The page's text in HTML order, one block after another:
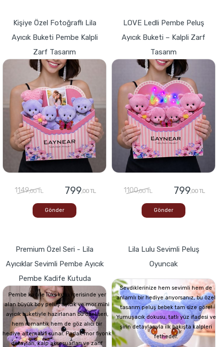
Kişiye Özel Fotoğraflı Lila
Ayıcık Buketi Pembe Kalpli
Zarf Tasarım
1149,00 TL 799,00 TL
Gönder
LOVE Ledli Pembe Peluş
Ayıcık Buketi – Kalpli Zarf
Tasarım
1100,00 TL 799,00 TL
Gönder
Premium Özel Seri - Lila
Ayıcıklar Sevimli Pembe Ayıcık
Pembe Kadife Kutuda
Pembe kadife lüks kutu içerisinde yer
alan büyük boy peluş ayıcık ve mor mini
ayıcık buketiyle hazırlanan bu özel seri,
hem romantik hem de göz alıcı bir
hediye alternatifi sunar. Parlak mor fiyonk
detayları, kalp aksesuarları ve zarif
Lila Lulu Sevimli Peluş
Oyuncak
Sevdiklerinize hem sevimli hem de
anlamlı bir hediye arıyorsanız, bu özel
tasarım peluş bebek tam size göre!
Yumuşacık dokusu, tatlı yüz ifadesi ve
şirin detaylarıyla ilk bakışta kalpleri
fetheder.